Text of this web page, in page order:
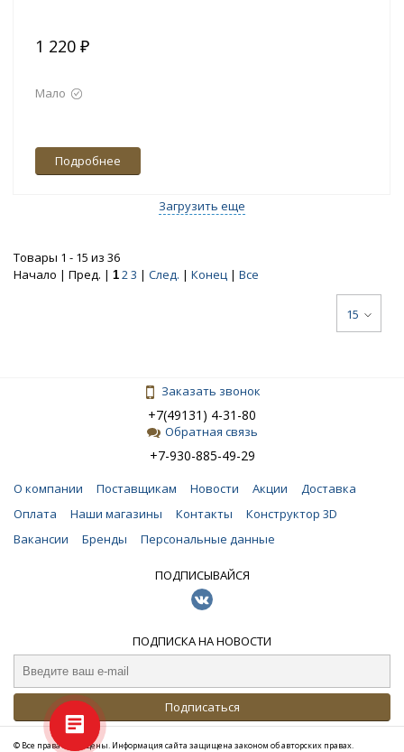
1 220 ₽
Мало
Подробнее
Загрузить еще
Товары 1 - 15 из 36
Начало | Пред. | 1 23 | След. | Конец | Все
15
Заказать звонок
+7(49131) 4-31-80
Обратная связь
+7-930-885-49-29
О компании Поставщикам Новости Акции
Доставка
Оплата
Наши магазины Контакты
Конструктор 3D
Вакансии
Бренды Персональные данные
ПОДПИСЫВАЙСЯ
ПОДПИСКА НА НОВОСТИ
Подписаться
© Все права защищены. Информация сайта защищена законом об авторских правах.